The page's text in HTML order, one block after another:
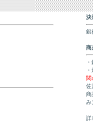
決
銀
商
関
佐
商
み
詳